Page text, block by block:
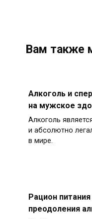
Вам также
Алкоголь и
на мужское
Алкоголь
и абсолютно
в мире.
Рацион
преодоления